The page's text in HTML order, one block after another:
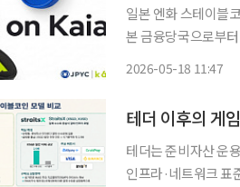
일본 엔화 스테이블
본 금융당국으로부
2026-05-18 11:47
테더 이후의 게
테더는 준비자산 운
인프라·네트워크 표